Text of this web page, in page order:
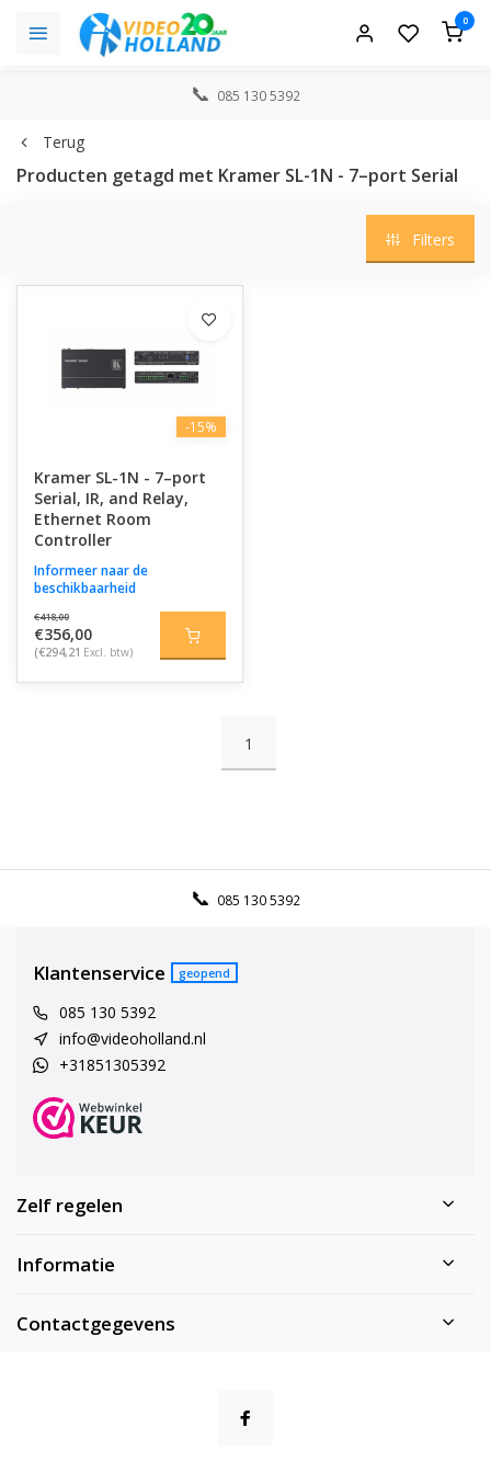
0
085 130 5392
Terug
Producten getagd met Kramer SL-1N - 7–port Serial
Filters
-15%
Kramer SL-1N - 7–port
Serial, IR, and Relay,
Ethernet Room
Controller
Informeer naar de
beschikbaarheid
€418,00
€356,00
(€294,21 Excl. btw)
1
085 130 5392
Klantenservice geopend
085 130 5392
info@videoholland.nl
+31851305392
Zelf regelen
Informatie
Contactgegevens